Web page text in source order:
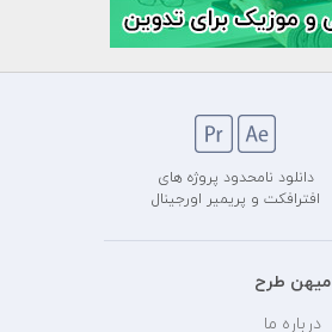
دانلود نامحدود پروژه های
افترافکت و پریمیر اورجینال
میهن طرح
درباره ما